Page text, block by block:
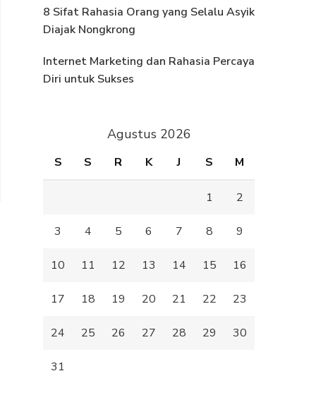
8 Sifat Rahasia Orang yang Selalu Asyik
Diajak Nongkrong
Internet Marketing dan Rahasia Percaya
Diri untuk Sukses
Agustus 2026
S S R K J S M
1 2
3 4 5 6 7 8 9
10 11 12 13 14 15 16
17 18 19 20 21 22 23
24 25 26 27 28 29 30
31